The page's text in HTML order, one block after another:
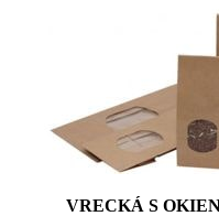
VRECKÁ S